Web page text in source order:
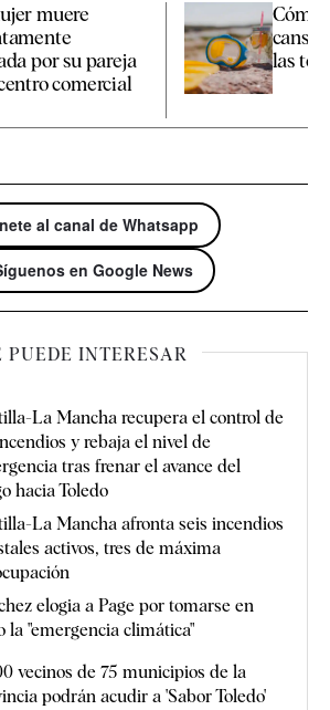
muere
por su pareja
comercial
Cómo
las
al canal de Whatsapp
en Google News
PUEDE INTERESAR
La Mancha recupera el control de
y rebaja el nivel de
tras frenar el avance del
hacia Toledo
La Mancha afronta seis incendios
activos, tres de máxima
elogia a Page por tomarse en
la "emergencia climática"
vecinos de 75 municipios de la
podrán acudir a 'Sabor Toledo'